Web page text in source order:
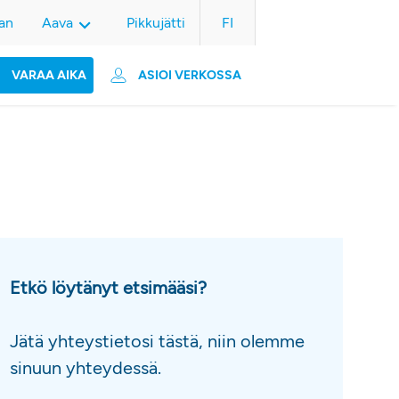
VARAA AIKA ASIOI VERKOSSA
Aava Pikkujätti FI
Etkö löytänyt etsimääsi?
Jätä yhteystietosi tästä, niin olemme
sinuun yhteydessä.